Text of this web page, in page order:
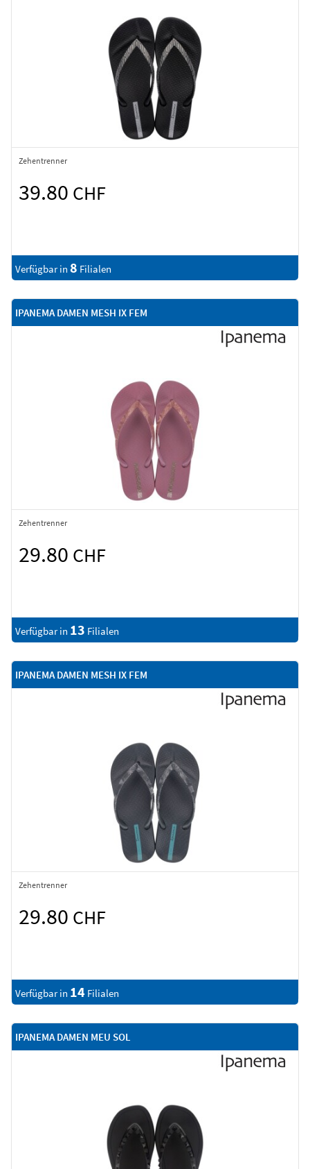
Zehentrenner
39.80 CHF
Verfügbar in 8 Filialen
IPANEMA DAMEN MESH IX FEM
Zehentrenner
29.80 CHF
Verfügbar in 13 Filialen
IPANEMA DAMEN MESH IX FEM
Zehentrenner
29.80 CHF
Verfügbar in 14 Filialen
IPANEMA DAMEN MEU SOL